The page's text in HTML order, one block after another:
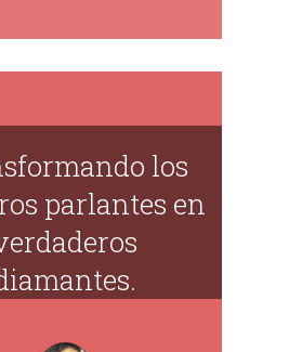
los
parlantes en